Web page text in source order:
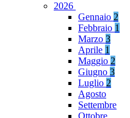
2026
Gennaio 2
Febbraio 1
Marzo 3
Aprile 1
Maggio 2
Giugno 3
Luglio 2
Agosto
Settembre